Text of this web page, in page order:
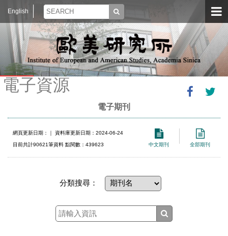
English
電子資源
電子期刊
中文期刊 全部期刊
網頁更新日期： ｜ 資料庫更新日期：2024-06-24
目前共計90621筆資料 點閱數：439623
分類搜尋：